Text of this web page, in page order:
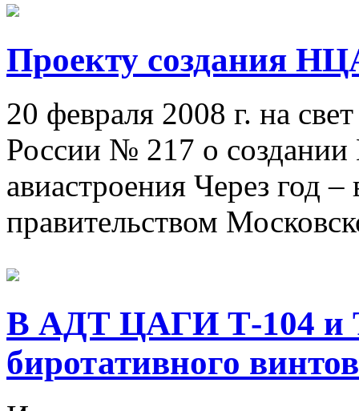
Проекту создания
20 февраля 2008 г. на
России № 217 о создании
авиастроения Через год
правительством
В АДТ ЦАГИ Т-104 и
биротативного